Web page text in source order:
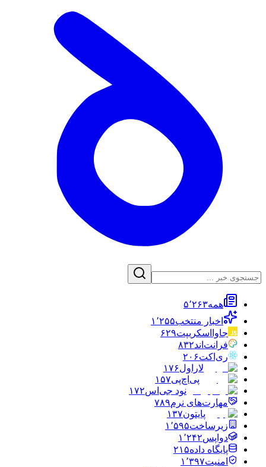
همه۵٬۲۶۳
اخبار منتخب۱٬۲۵۵
جاوااسکریپت۶۲۹
فرانت‌اند۸۳۲
ری‌اکت۲۰۶
لاراول۱۷۶
پی‌اچ‌پی۱۵۷
نود جی‌اس۱۷۲
مهارت‌های نرم۷۸۹
پایتون۱۳۷
زیرساخت۱٬۵۹۵
دواپس۱٬۲۴۲
پایگاه داده۲۱۵
امنیت۱٬۳۹۷